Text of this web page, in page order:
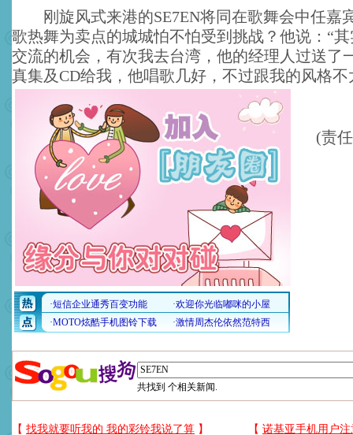
刚旋风式来港的SE7EN将同在歌舞会中任嘉
歌热舞为卖点的城城怕不怕受到挑战？他说：“
交流的机会，有次我去台湾，他的经理人过送了
真集及CD给我，他唱歌几好，不过跟我的风格不
(责
共找到 个相关新闻.